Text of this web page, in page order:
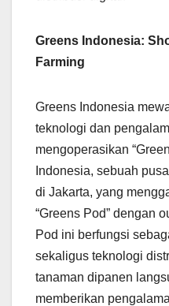
Greens Indonesia:
Farming
Greens Indonesia
teknologi dan
mengoperasikan
Indonesia, sebuah
di Jakarta, yang
“Greens Pod” dengan
Pod ini berfungsi
sekaligus teknologi
tanaman dipanen
memberikan